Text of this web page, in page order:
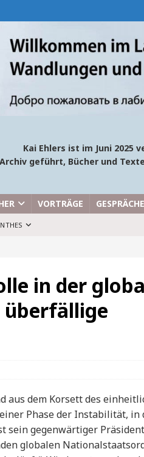
Kai Ehlers ist im Juni 2025
geführt, Bücher und
VORTRÄGE GESPRÄCHE
in der
überfällige
aus dem Korsett des
Phase der Instabilität, in
sein gegenwärtiger
globalen